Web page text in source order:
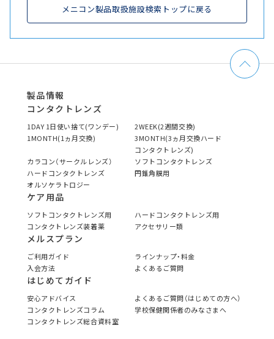
メニコン製品取扱施設検索トップに戻る
製品情報
コンタクトレンズ
1DAY 1日使い捨て(ワンデー)
2WEEK(2週間交換)
1MONTH(1ヵ月交換)
3MONTH(3ヵ月交換ハード
コンタクトレンズ)
カラコン（サークルレンズ）
ソフトコンタクトレンズ
ハードコンタクトレンズ
円錐角膜用
オルソケラトロジー
ケア用品
ソフトコンタクトレンズ用
ハードコンタクトレンズ用
コンタクトレンズ装着薬
アクセサリー類
メルスプラン
ご利用ガイド
ラインナップ・料金
入会方法
よくあるご質問
はじめてガイド
安心アドバイス
よくあるご質問（はじめての方へ）
コンタクトレンズコラム
学校保健関係者のみなさまへ
コンタクトレンズ総合資料室